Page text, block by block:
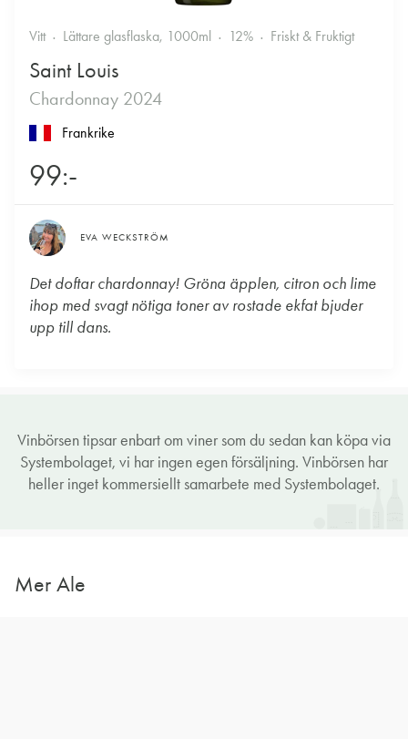
Vitt Lättare glasflaska, 1000ml 12% Friskt & Fruktigt
Saint Louis
Chardonnay 2024
Frankrike
99:-
EVA WECKSTRÖM
Det doftar chardonnay! Gröna äpplen, citron och lime
ihop med svagt nötiga toner av rostade ekfat bjuder
upp till dans.
Vinbörsen tipsar enbart om viner som du sedan kan köpa via
Systembolaget, vi har ingen egen försäljning. Vinbörsen har
heller inget kommersiellt samarbete med Systembolaget.
Mer Ale